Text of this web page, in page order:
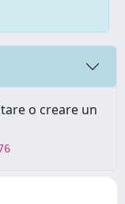
o creare un